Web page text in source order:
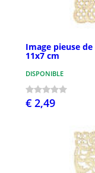
Image pieuse
11x7 cm
DISPONIBLE
€ 2,49